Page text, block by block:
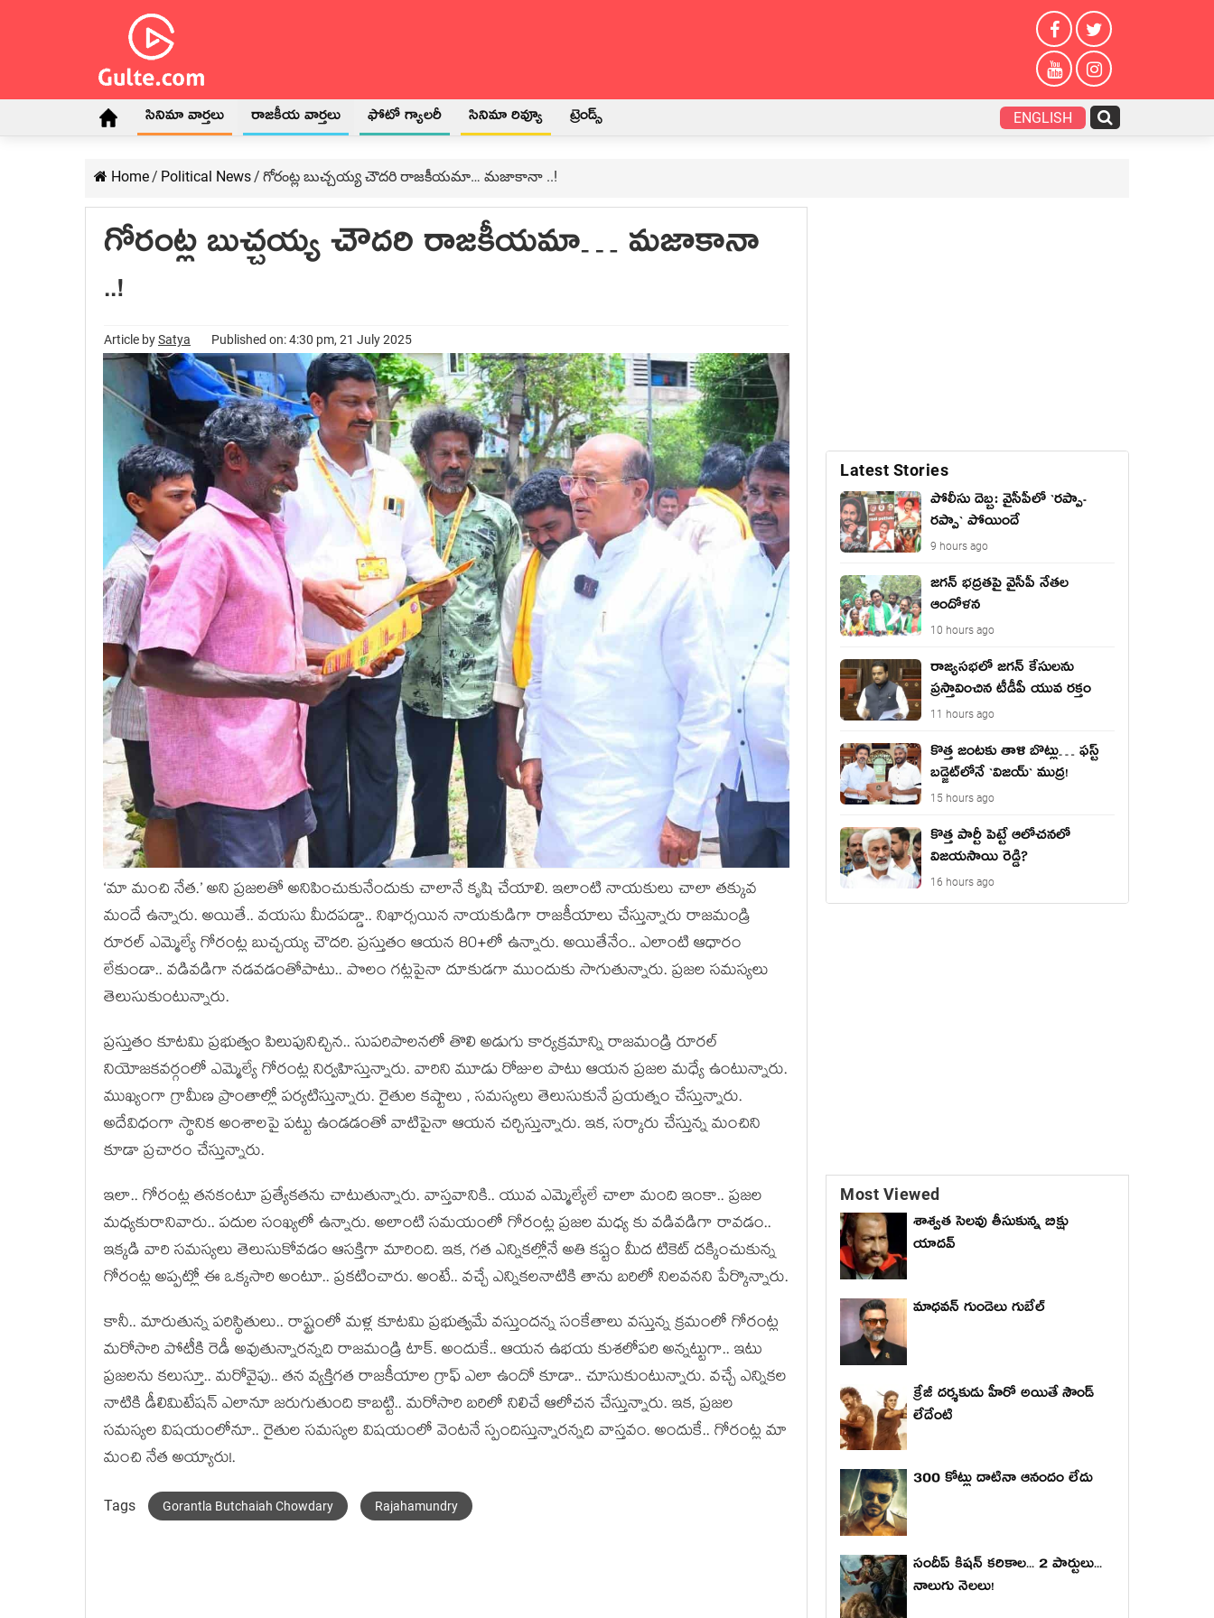
సినిమా వార్తలు రాజకీయ వార్తలు ఫోటో గ్యాలరీ సినిమా రివ్యూ ట్రెండ్స్ ENGLISH
Home/ Political News/ గోరంట్ల బుచ్చ‌య్య చౌద‌రి రాజ‌కీయ‌మా… మ‌జాకానా ..!
గోరంట్ల బుచ్చ‌య్య చౌద‌రి రాజ‌కీయ‌మా… మ‌జాకానా
..!
Article bySatya Published on: 4:30 pm, 21 July 2025
‘మా మంచి నేత‌.’ అని ప్ర‌జ‌ల‌తో అనిపించుకునేందుకు చాలానే కృషి చేయాలి. ఇలాంటి నాయ‌కులు చాలా త‌క్కువ
మందే ఉన్నారు. అయితే.. వ‌య‌సు మీద‌ప‌డ్డా.. నిఖార్స‌యిన నాయ‌కుడిగా రాజ‌కీయాలు చేస్తున్నారు రాజ‌మండ్రి
రూర‌ల్ ఎమ్మెల్యే గోరంట్ల బుచ్చ‌య్య చౌద‌రి. ప్ర‌స్తుతం ఆయ‌న‌ 80+లో ఉన్నారు. అయితేనేం.. ఎలాంటి ఆధారం
లేకుండా.. వ‌డివ‌డిగా న‌డ‌వ‌డంతోపాటు.. పొలం గ‌ట్ల‌పైనా దూకుడ‌గా ముందుకు సాగుతున్నారు. ప్ర‌జ‌ల స‌మ‌స్య‌లు
తెలుసుకుంటున్నారు.
ప్ర‌స్తుతం కూట‌మి ప్ర‌భుత్వం పిలుపునిచ్చిన‌.. సుప‌రిపాల‌న‌లో తొలి అడుగు కార్య‌క్ర‌మాన్ని రాజ‌మండ్రి రూర‌ల్
నియోజ‌క‌వ‌ర్గంలో ఎమ్మెల్యే గోరంట్ల నిర్వ‌హిస్తున్నారు. వారిని మూడు రోజుల పాటు ఆయ‌న ప్ర‌జ‌ల మ‌ధ్యే ఉంటున్నారు.
ముఖ్యంగా గ్రామీణ ప్రాంతాల్లో ప‌ర్య‌టిస్తున్నారు. రైతుల క‌ష్టాలు , స‌మ‌స్య‌లు తెలుసుకునే ప్ర‌య‌త్నం చేస్తున్నారు.
అదేవిధంగా స్థానిక అంశాల‌పై ప‌ట్టు ఉండ‌డంతో వాటిపైనా ఆయ‌న చ‌ర్చిస్తున్నారు. ఇక‌, స‌ర్కారు చేస్తున్న మంచిని
కూడా ప్ర‌చారం చేస్తున్నారు.
ఇలా.. గోరంట్ల త‌నకంటూ ప్ర‌త్యేక‌త‌ను చాటుతున్నారు. వాస్త‌వానికి.. యువ ఎమ్మెల్యేలే చాలా మంది ఇంకా.. ప్ర‌జ‌ల
మ‌ధ్య‌కురానివారు.. ప‌దుల సంఖ్య‌లో ఉన్నారు. అలాంటి స‌మ‌యంలో గోరంట్ల ప్ర‌జ‌ల మ‌ధ్య కు వ‌డివ‌డిగా రావ‌డం..
ఇక్క‌డి వారి స‌మ‌స్య‌లు తెలుసుకోవ‌డం ఆస‌క్తిగా మారింది. ఇక‌, గ‌త ఎన్నిక‌ల్లోనే అతి క‌ష్టం మీద టికెట్ ద‌క్కించుకున్న
గోరంట్ల అప్ప‌ట్లో ఈ ఒక్క‌సారి అంటూ.. ప్ర‌క‌టించారు. అంటే.. వ‌చ్చే ఎన్నిక‌ల‌నాటికి తాను బ‌రిలో నిల‌వ‌న‌ని పేర్కొన్నారు.
కానీ.. మారుతున్న ప‌రిస్థితులు.. రాష్ట్రంలో మ‌ళ్ల కూట‌మి ప్ర‌భుత్వ‌మే వ‌స్తుంద‌న్న సంకేతాలు వ‌స్తున్న క్ర‌మంలో గోరంట్ల
మ‌రోసారి పోటీకి రెడీ అవుతున్నార‌న్న‌ది రాజ‌మండ్రి టాక్‌. అందుకే.. ఆయ‌న ఉభ‌య కుశ‌లోప‌రి అన్న‌ట్టుగా.. ఇటు
ప్ర‌జ‌ల‌ను క‌లుస్తూ.. మ‌రోవైపు.. త‌న వ్య‌క్తిగ‌త రాజ‌కీయాల గ్రాఫ్ ఎలా ఉందో కూడా.. చూసుకుంటున్నారు. వచ్చే ఎన్నిక‌ల
నాటికి డీలిమిటేష‌న్ ఎలానూ జ‌రుగుతుంది కాబ‌ట్టి.. మ‌రోసారి బ‌రిలో నిలిచే ఆలోచ‌న చేస్తున్నారు. ఇక‌, ప్ర‌జ‌ల
స‌మస్య‌ల విష‌యంలోనూ.. రైతుల స‌మ‌స్య‌ల విష‌యంలో వెంట‌నే స్పందిస్తున్నార‌న్న‌ది వాస్త‌వం. అందుకే.. గోరంట్ల మా
మంచి నేత అయ్యారు!.
Tags Gorantla Butchaiah Chowdary Rajahamundry
Latest Stories
పోలీసు దెబ్బ: వైసీపీలో `ర‌ప్పా-
ర‌ప్పా` పోయిందే
9 hours ago
జ‌గ‌న్ భద్రతపై వైసీపీ నేతల
ఆందోళన
10 hours ago
రాజ్యసభలో జగన్ కేసులను
ప్రస్తావించిన టీడీపీ యువ రక్తం
11 hours ago
కొత్త జంట‌కు తాళి బొట్లు… ఫ‌స్ట్
బ‌డ్జెట్‌లోనే `విజ‌య్` ముద్ర‌!
15 hours ago
కొత్త పార్టీ పెట్టే ఆలోచనలో
విజయసాయి రెడ్డి?
16 hours ago
Most Viewed
శాశ్వత సెలవు తీసుకున్న బిక్షు
యాదవ్
మాధ‌వ‌న్ గుండెలు గుబేల్‌
క్రేజీ దర్శకుడు హీరో అయితే సౌండ్
లేదేంటి
300 కోట్లు దాటినా ఆనందం లేదు
సందీప్ కిషన్ కరికాల... 2 పార్టులు...
నాలుగు నెలలు!